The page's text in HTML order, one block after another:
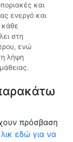
και
ενεργό και
κάθε
στη
ενώ
λήψη
πρόσβαση
εδώ για να